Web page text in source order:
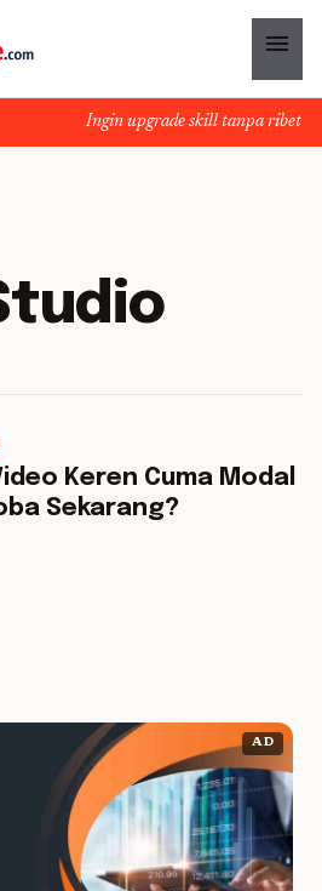
menu
Ingin upgrade skill tanpa ribet?
5 min read
Keren Cuma Modal
Sekarang?
AD